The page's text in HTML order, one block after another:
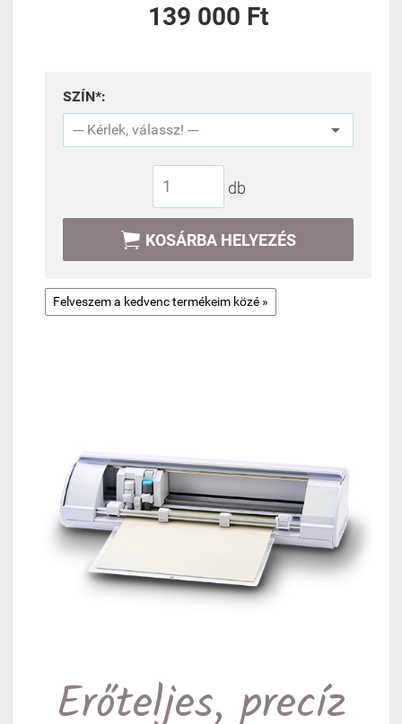
139 000 Ft
SZÍN*:
db
 KOSÁRBA HELYEZÉS
Felveszem a kedvenc termékeim közé »
Erőteljes, precíz